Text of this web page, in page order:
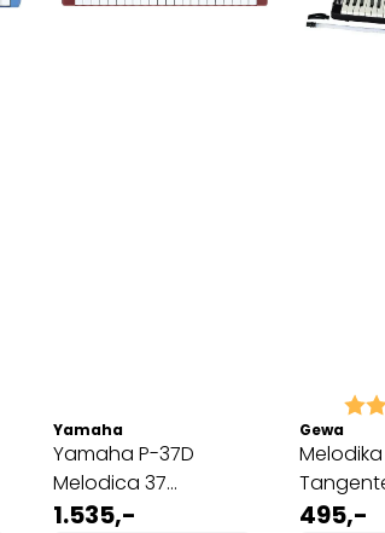
Yamaha
Yamaha P-37D
Melodica 37
tangenter
1.535,-
Gewa
Melodika
Walther
495,-